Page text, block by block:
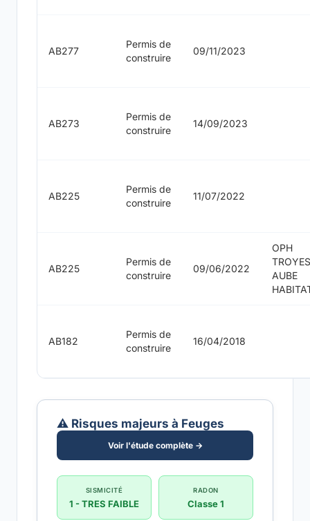
AB277
Permis de
construire
09/11/2023
AB273
Permis de
construire
14/09/2023
AB225
Permis de
construire
11/07/2022
AB225
Permis de
construire
09/06/2022
OPH
TROYES
AUBE
AB182
Permis de
construire
16/04/2018
⚠️ Risques majeurs à Feuges
Voir l'étude complète →
SISMICITÉ
1 - TRES FAIBLE
RADON
Classe 1